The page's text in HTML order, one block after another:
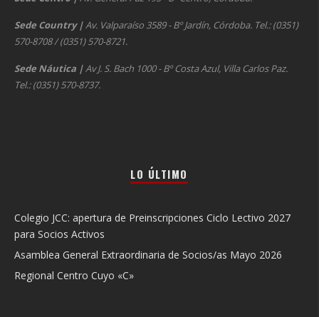
Sede Country |Av. Valparaíso 3589 - Bº Jardín, Córdoba. Tel.: (0351)
570-8708 / (0351) 570-8721.
Sede Náutica |Av J. S. Bach 1000 - Bº Costa Azul, Villa Carlos Paz.
Tel.: (0351) 570-8737.
LO ÚLTIMO
Colegio JCC: apertura de Preinscripciones Ciclo Lectivo 2027
para Socios Activos
Asamblea General Extraordinaria de Socios/as Mayo 2026
Regional Centro Cuyo «C»